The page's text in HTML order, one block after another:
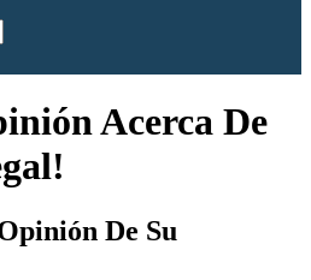
Acerca De
De Su